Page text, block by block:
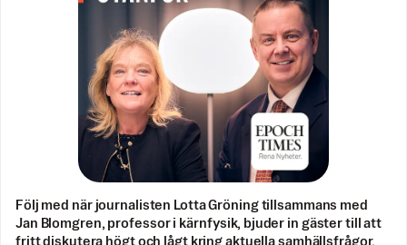
Följ med när journalisten Lotta Gröning tillsammans med
Jan Blomgren, professor i kärnfysik, bjuder in gäster till att
fritt diskutera högt och lågt kring aktuella samhällsfrågor.